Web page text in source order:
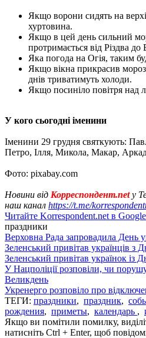
Якщо ворони сидять на
хуртовина.
Якщо в цей день сильний
протримається від Різдва
Яка погода на Огія, таким
Якщо вікна прикрасив
днів триватимуть холоди.
Якщо посиніло повітря над
У кого сьогодні іменини
Іменини 29 грудня святкують:
Петро, ​​Ілля, Микола, Макар,
Фото: pixabay.com
Новини від Корреспондент.netу
наш канал https://t.me/
Читайте Korrespondent.net в
праздники
Верховна Рада запровадила День
Зеленський привітав українців з
Зеленський привітав українок із
У Нацполіції розповіли, чи
Великдень
Укренерго розповіло про
ТЕГИ: праздники, праздник,
рождения, приметы, календарь ,
Якщо ви помітили помилку,
натисніть Ctrl + Enter, щоб